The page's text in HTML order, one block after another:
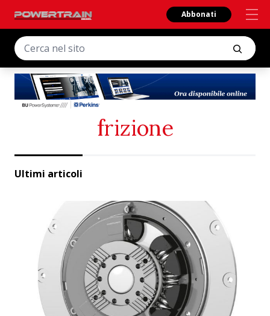
Abbonati
frizione
Ultimi articoli